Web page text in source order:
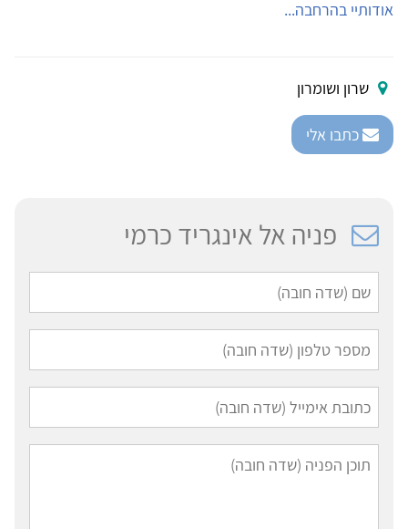
אודותיי בהרחבה...
שרון ושומרון
כתבו אלי
פניה אל אינגריד כרמי